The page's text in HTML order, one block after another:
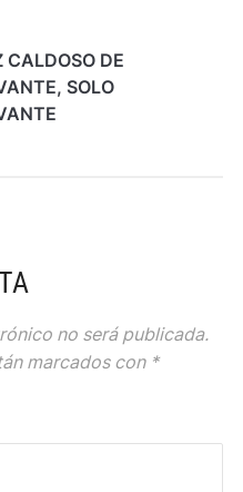
CALDOSO DE
SOLO
no será publicada.
marcados con *